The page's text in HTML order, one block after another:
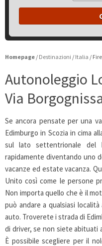
Homepage / Destinazioni / Italia /
Autonoleggio
Via
Se ancora pensate per una
Edimburgo in Scozia in cima
sul lato settentrionale del
rapidamente diventando uno
vacanze ed estate vacanza.
Unito così come le persone
Non importa quello che è il
può andare a qualsiasi
auto. Troverete i strada di
di driver, se non siete abituati
È possibile scegliere per il